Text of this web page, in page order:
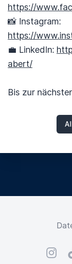
https://
📸 Instagram:
https://
💼 LinkedIn:
abert/
Bis zur